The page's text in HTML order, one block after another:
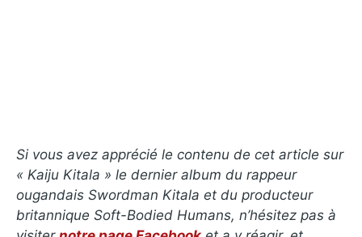
Si vous avez apprécié le contenu de cet article sur
« Kaiju Kitala » le dernier album du rappeur
ougandais Swordman Kitala et du producteur
britannique Soft-Bodied Humans, n’hésitez pas à